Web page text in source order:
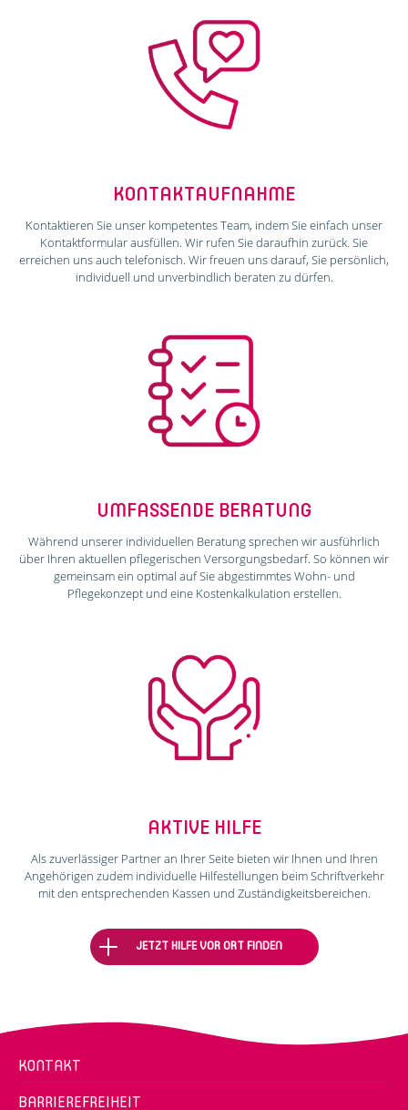
KONTAKTAUFNAHME
Kontaktieren Sie unser kompetentes Team, indem Sie einfach unser
Kontaktformular ausfüllen. Wir rufen Sie daraufhin zurück. Sie
erreichen uns auch telefonisch. Wir freuen uns darauf, Sie persönlich,
individuell und unverbindlich beraten zu dürfen.
UMFASSENDE BERATUNG
Während unserer individuellen Beratung sprechen wir ausführlich
über Ihren aktuellen pflegerischen Versorgungsbedarf. So können wir
gemeinsam ein optimal auf Sie abgestimmtes Wohn- und
Pflegekonzept und eine Kostenkalkulation erstellen.
AKTIVE HILFE
Als zuverlässiger Partner an Ihrer Seite bieten wir Ihnen und Ihren
Angehörigen zudem individuelle Hilfestellungen beim Schriftverkehr
mit den entsprechenden Kassen und Zuständigkeitsbereichen.
JETZT HILFE VOR ORT FINDEN
KONTAKT
BARRIEREFREIHEIT